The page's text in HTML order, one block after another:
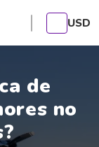
USD
de
no